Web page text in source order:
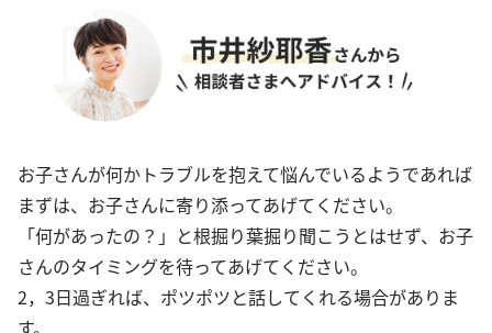
お子さんが何かトラブルを抱えて悩んでいるようであれば
まずは、お子さんに寄り添ってあげてください。
「何があったの？」と根掘り葉掘り聞こうとはせず、お子
さんのタイミングを待ってあげてください。
2，3日過ぎれば、ポツポツと話してくれる場合がありま
す。